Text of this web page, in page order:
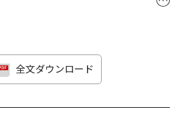
全文ダウンロード